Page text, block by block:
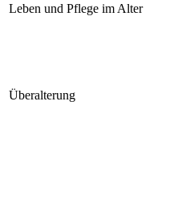
Leben und Pflege im Alter
Überalterung